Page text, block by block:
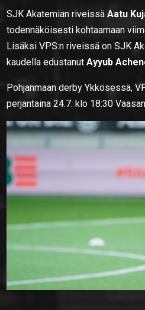
SJK Akatemian riveissäAatu
todennäköisesti kohtaamaan
Lisäksi VPS:n riveissä on SJK
kaudella edustanutAyyub
Pohjanmaan derby Ykkösessä,
perjantaina 24.7. klo 18:30